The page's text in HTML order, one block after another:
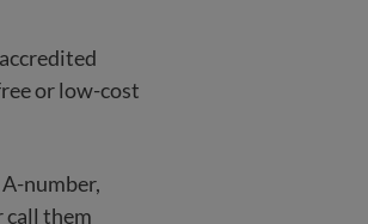
or low-cost
number,
call them